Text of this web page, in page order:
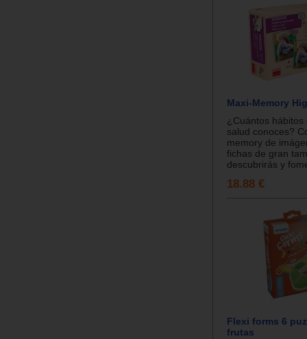
Maxi-Memory
¿Cuántos hábitos
salud conoces?
memory de
fichas de gran
descubrirás y
18.88 €
Flexi forms 6
frutas